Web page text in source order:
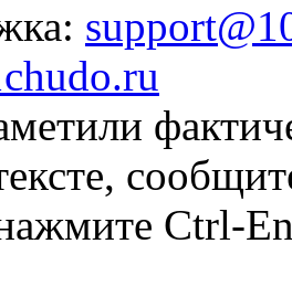
Ctrl-